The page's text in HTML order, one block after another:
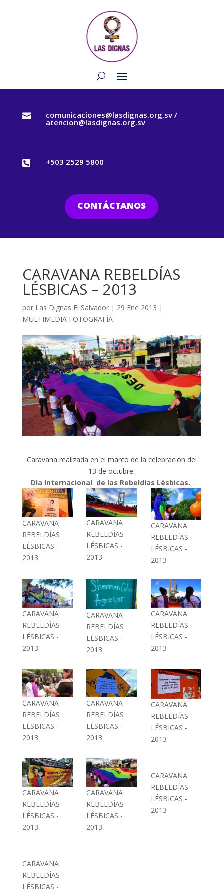
 comunicaciones@lasdignas.org.sv /
atencion@lasdignas.org.sv
 +503 2529 5800
CONTÁCTANOS
CARAVANA REBELDÍAS
LÉSBICAS – 2013
por Las Dignas El Salvador| 29 Ene 2013 |
MULTIMEDIA FOTOGRAFÍA
Caravana realizada en el marco de la celebración del
13 de octubre:
Día Internacional de las Rebeldías Lésbicas.
CARAVANA
REBELDÍAS
LÉSBICAS -
2013
CARAVANA
REBELDÍAS
LÉSBICAS -
2013
CARAVANA
REBELDÍAS
LÉSBICAS -
2013
CARAVANA
REBELDÍAS
LÉSBICAS -
2013
CARAVANA
REBELDÍAS
LÉSBICAS -
2013
CARAVANA
REBELDÍAS
LÉSBICAS -
2013
CARAVANA
REBELDÍAS
LÉSBICAS -
2013
CARAVANA
REBELDÍAS
LÉSBICAS -
2013
CARAVANA
REBELDÍAS
LÉSBICAS -
2013
CARAVANA
REBELDÍAS
LÉSBICAS -
2013
CARAVANA
REBELDÍAS
LÉSBICAS -
2013
CARAVANA
REBELDÍAS
LÉSBICAS -
2013
CARAVANA
REBELDÍAS
LÉSBICAS -